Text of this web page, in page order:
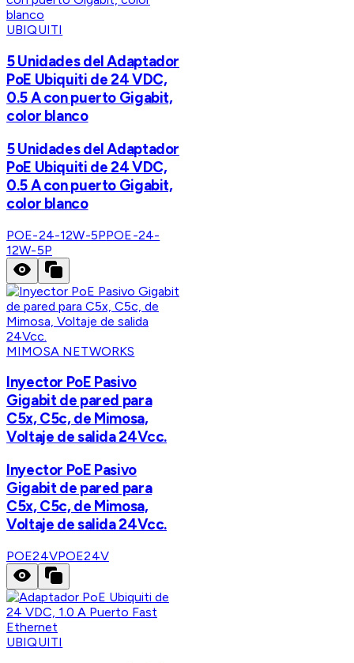
UBIQUITI
5 Unidades del Adaptador
PoE Ubiquiti de 24 VDC,
0.5 A con puerto Gigabit,
color blanco
5 Unidades del Adaptador
PoE Ubiquiti de 24 VDC,
0.5 A con puerto Gigabit,
color blanco
POE-24-12W-5PPOE-24-
12W-5P
MIMOSA NETWORKS
Inyector PoE Pasivo
Gigabit de pared para
C5x, C5c, de Mimosa,
Voltaje de salida 24Vcc.
Inyector PoE Pasivo
Gigabit de pared para
C5x, C5c, de Mimosa,
Voltaje de salida 24Vcc.
POE24VPOE24V
UBIQUITI